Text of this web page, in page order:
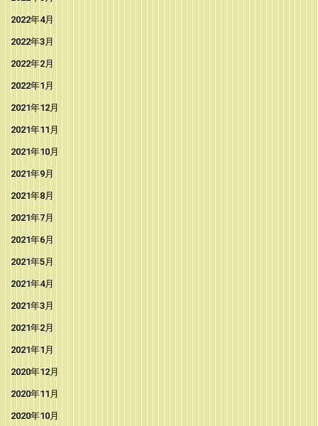
2022年4月
2022年3月
2022年2月
2022年1月
2021年12月
2021年11月
2021年10月
2021年9月
2021年8月
2021年7月
2021年6月
2021年5月
2021年4月
2021年3月
2021年2月
2021年1月
2020年12月
2020年11月
2020年10月